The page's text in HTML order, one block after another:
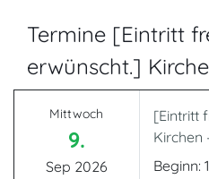
Termine [Eintritt
erwünscht.]
Mittwoch
9.
Sep 2026
[Eintritt
Kirchen
Beginn: